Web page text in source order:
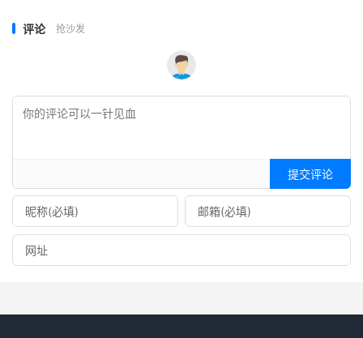
评论 抢沙发
提交评论